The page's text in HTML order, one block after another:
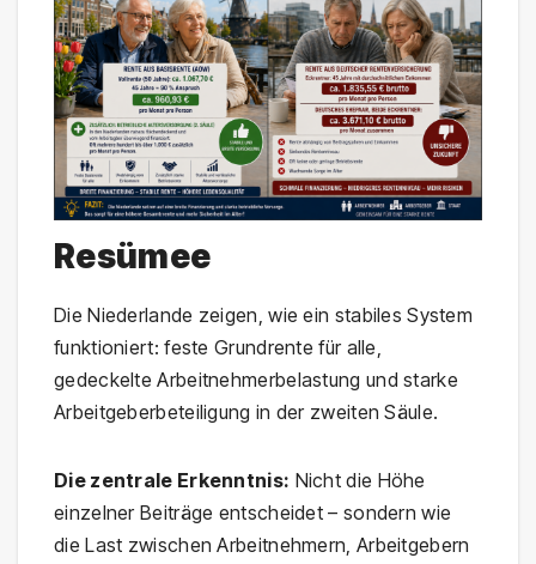
Resümee
Die Niederlande zeigen, wie ein stabiles System
funktioniert: feste Grundrente für alle,
gedeckelte Arbeitnehmerbelastung und starke
Arbeitgeberbeteiligung in der zweiten Säule.
Die zentrale Erkenntnis: Nicht die Höhe
einzelner Beiträge entscheidet – sondern wie
die Last zwischen Arbeitnehmern, Arbeitgebern